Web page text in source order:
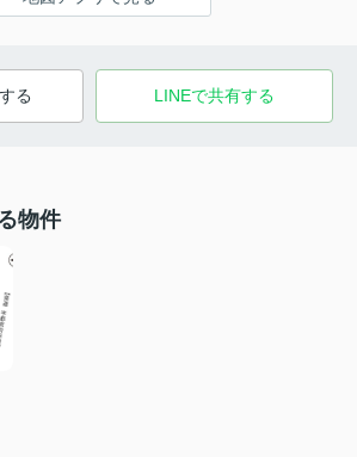
る LINEで共有する
物件